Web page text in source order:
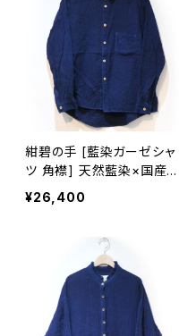
紺碧の手 [藍染ガーゼシャ
ツ 角襟] 天然藍染×国産ガ
ーゼ M・L ※職人手染め
¥26,400